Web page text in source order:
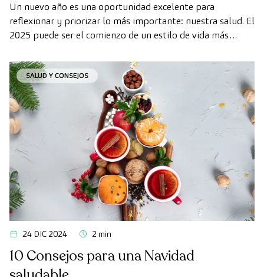
Un nuevo año es una oportunidad excelente para
reflexionar y priorizar lo más importante: nuestra salud. El
2025 puede ser el comienzo de un estilo de vida más
diarios sumen grandes beneficios para tu bienestar físico y
mental.SALUD Y CONSEJOS
24 DIC 2024 2 min
10 Consejos para una Navidad